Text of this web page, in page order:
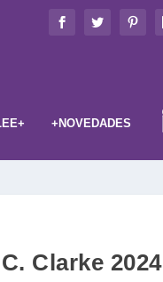
+NOVEDADES
Clarke 2024